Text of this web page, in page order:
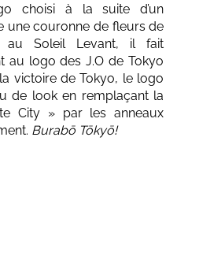
choisi à la suite d’un
une couronne de fleurs de
au Soleil Levant, il fait
au logo des J.O de Tokyo
victoire de Tokyo, le logo
de look en remplaçant la
City » par les anneaux
Burabō Tōkyō!